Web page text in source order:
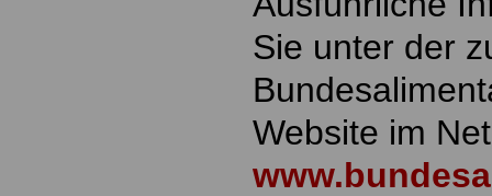
Sie unter der
Website im